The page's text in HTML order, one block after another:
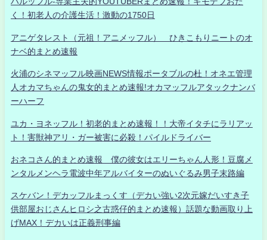
く！初老人の介護生活！激動の1750日
アニゲタレスト（元祖！アニメッフル） ひきこもりニートのオ
ナベ的まとめ速報
火浦のシネマッフル映画NEWS情報ポータブルの杜！オネエ管理
人オカマちゃんの鬼女的まとめ速報!オカマッフルアタックナンバ
ーハーフ
ユカ・ヨネッフル！初老的まとめ速報！！大帝イタチにラリアッ
ト！害獣神アリ・ガー被害に必殺！パイルドライバー
おネコさん的まとめ速報 僕の彼女はエリーちゃん人形！豆腐メ
ンタルメンヘラ電波中年アルバイターのぬいぐるみ男子末路編
スケバン！デカッフルまっくす（デカい強い2次元嫁だいすき子
供部屋おじさんヒロシ之古惑仔的まとめ速報）話題な動画取り上
げMAX！デカいは正義刑事編